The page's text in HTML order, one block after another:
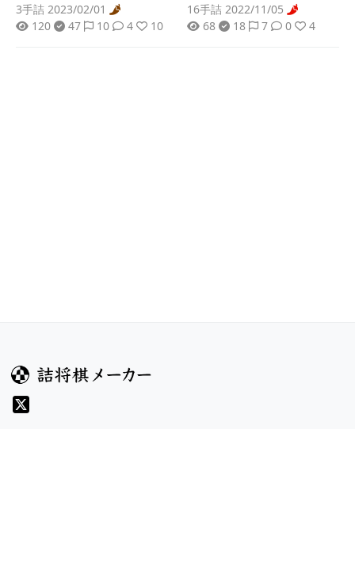
3手詰 2023/02/01
120
47 10 4 10
16手詰 2022/11/05
68
18 7 0 4